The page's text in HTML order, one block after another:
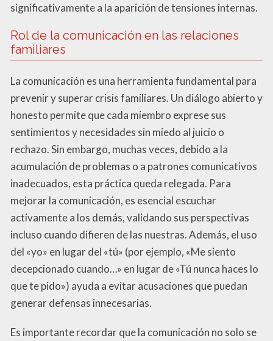
significativamente a la aparición de tensiones internas.
Rol de la comunicación en las relaciones
familiares
La comunicación es una herramienta fundamental para
prevenir y superar crisis familiares. Un diálogo abierto y
honesto permite que cada miembro exprese sus
sentimientos y necesidades sin miedo al juicio o
rechazo. Sin embargo, muchas veces, debido a la
acumulación de problemas o a patrones comunicativos
inadecuados, esta práctica queda relegada. Para
mejorar la comunicación, es esencial escuchar
activamente a los demás, validando sus perspectivas
incluso cuando difieren de las nuestras. Además, el uso
del «yo» en lugar del «tú» (por ejemplo, «Me siento
decepcionado cuando…» en lugar de «Tú nunca haces lo
que te pido») ayuda a evitar acusaciones que puedan
generar defensas innecesarias.
Es importante recordar que la comunicación no solo se